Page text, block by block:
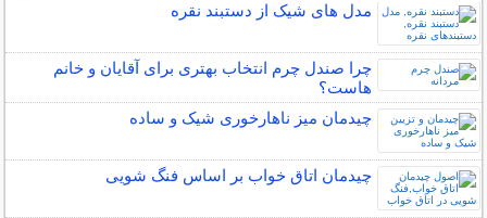
مدل های شیک از دستبند نقره
چرا صندل چرم انتخاب بهتری برای آقایان و خانم
هاست؟
چیدمان میز ناهارخوری شیک و ساده
چیدمان اتاق خواب بر اساس فنگ شویی